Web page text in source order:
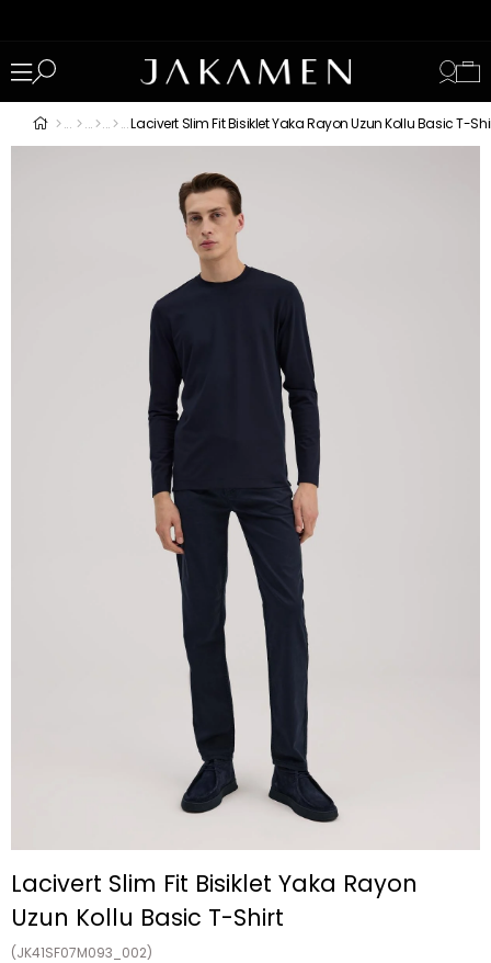
Lacivert Slim Fit Bisiklet Yaka Rayon Uzun Kollu Basic T-
Lacivert Slim Fit Bisiklet Yaka Rayon
Uzun Kollu Basic T-Shirt
(JK41SF07M093_002)